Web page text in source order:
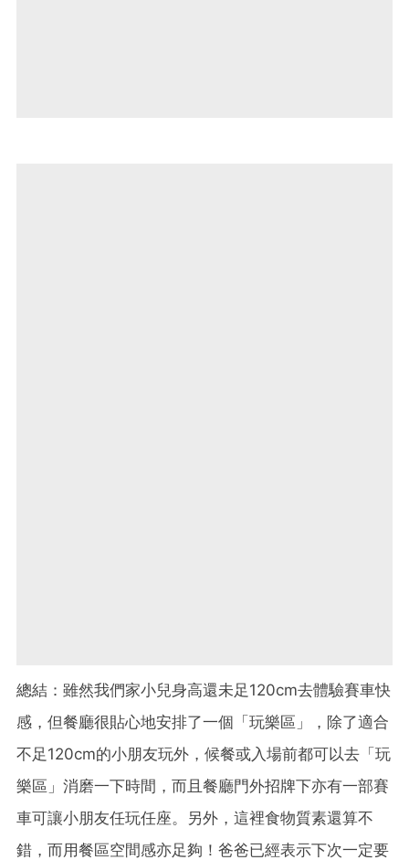
總結：雖然我們家小兒身高還未足120cm去體驗賽車快
感，但餐廳很貼心地安排了一個「玩樂區」，除了適合
不足120cm的小朋友玩外，候餐或入場前都可以去「玩
樂區」消磨一下時間，而且餐廳門外招牌下亦有一部賽
車可讓小朋友任玩任座。另外，這裡食物質素還算不
錯，而用餐區空間感亦足夠！爸爸已經表示下次一定要